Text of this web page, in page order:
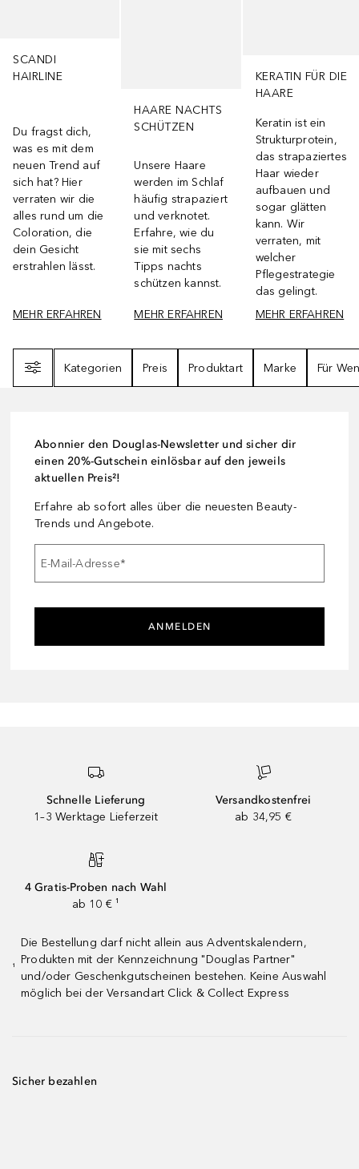
SCANDI
HAIRLINE
Du fragst dich,
was es mit dem
neuen Trend auf
sich hat? Hier
verraten wir die
alles rund um die
Coloration, die
dein Gesicht
erstrahlen lässt.
MEHR ERFAHREN
HAARE NACHTS
SCHÜTZEN
Unsere Haare
werden im Schlaf
häufig strapaziert
und verknotet.
Erfahre, wie du
sie mit sechs
Tipps nachts
schützen kannst.
MEHR ERFAHREN
KERATIN FÜR DIE
HAARE
Keratin ist ein
Strukturprotein,
das strapaziertes
Haar wieder
aufbauen und
sogar glätten
kann. Wir
verraten, mit
welcher
Pflegestrategie
das gelingt.
MEHR ERFAHREN
Kategorien
Preis Produktart Marke Für
Abonnier den Douglas-Newsletter und sicher dir
einen 20%-Gutschein einlösbar auf den jeweils
aktuellen Preis²!
Erfahre ab sofort alles über die neuesten Beauty-
Trends und Angebote.
E-Mail-Adresse*
ANMELDEN
Schnelle Lieferung
1–3 Werktage Lieferzeit
Versandkostenfrei
ab 34,95 €
4 Gratis-Proben nach Wahl
ab 10 € ¹
¹
Die Bestellung darf nicht allein aus Adventskalendern,
Produkten mit der Kennzeichnung "Douglas Partner"
und/oder Geschenkgutscheinen bestehen. Keine Auswahl
möglich bei der Versandart Click & Collect Express
Sicher bezahlen